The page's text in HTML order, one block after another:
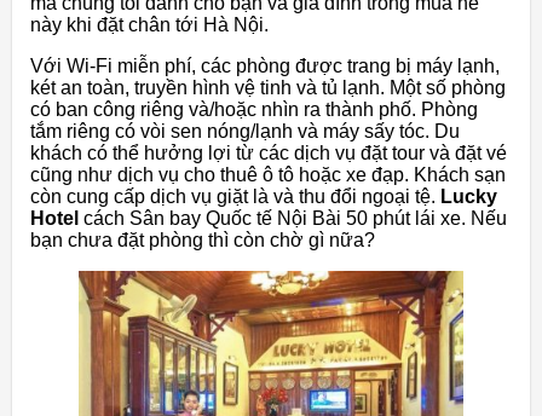
này khi đặt chân tới Hà Nội.
Với Wi-Fi miễn phí, các phòng được trang bị máy lạnh,
két an toàn, truyền hình vệ tinh và tủ lạnh. Một số phòng
có ban công riêng và/hoặc nhìn ra thành phố. Phòng
tắm riêng có vòi sen nóng/lạnh và máy sấy tóc. Du
khách có thể hưởng lợi từ các dịch vụ đặt tour và đặt vé
cũng như dịch vụ cho thuê ô tô hoặc xe đạp. Khách sạn
còn cung cấp dịch vụ giặt là và thu đổi ngoại tệ. Lucky
Hotel cách Sân bay Quốc tế Nội Bài 50 phút lái xe. Nếu
bạn chưa đặt phòng thì còn chờ gì nữa?